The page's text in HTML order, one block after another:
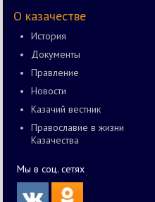
О казачестве
История
Документы
Правление
Новости
Казачий вестник
Православие в жизни
Казачества
Мы в соц. сетях